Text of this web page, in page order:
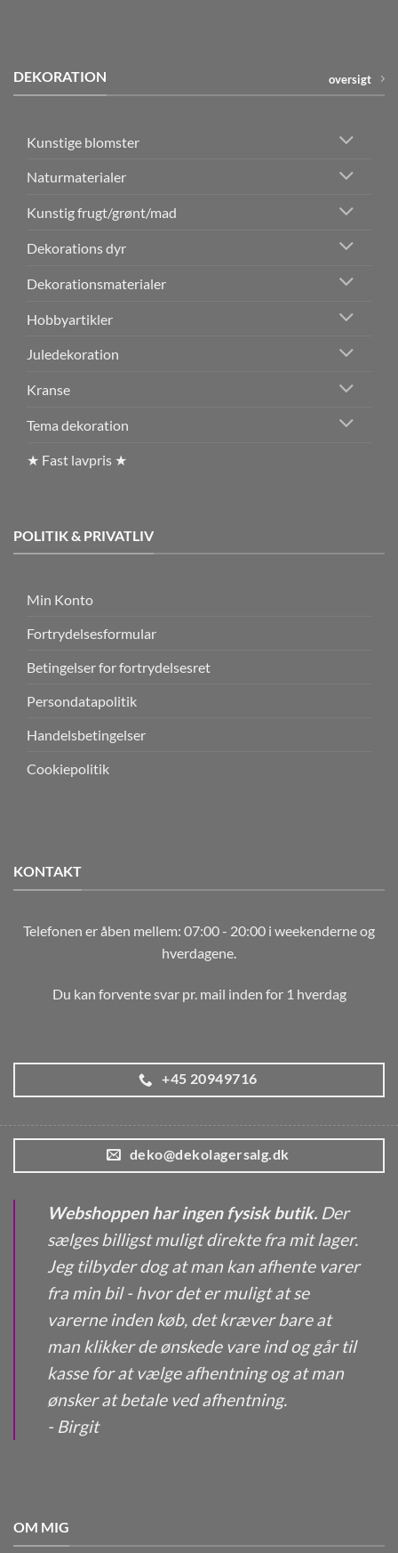
DEKORATION oversigt
Kunstige blomster
Naturmaterialer
Kunstig frugt/grønt/mad
Dekorations dyr
Dekorationsmaterialer
Hobbyartikler
Juledekoration
Kranse
Tema dekoration
★ Fast lavpris ★
POLITIK & PRIVATLIV
Min Konto
Fortrydelsesformular
Betingelser for fortrydelsesret
Persondatapolitik
Handelsbetingelser
Cookiepolitik
KONTAKT
Telefonen er åben mellem: 07:00 - 20:00 i weekenderne og
hverdagene.
Du kan forvente svar pr. mail inden for 1 hverdag
+45 20949716
deko@dekolagersalg.dk
Webshoppen har ingen fysisk butik. Der
sælges billigst muligt direkte fra mit lager.
Jeg tilbyder dog at man kan afhente varer
fra min bil - hvor det er muligt at se
varerne inden køb, det kræver bare at
man klikker de ønskede vare ind og går til
kasse for at vælge afhentning og at man
ønsker at betale ved afhentning.
- Birgit
OM MIG